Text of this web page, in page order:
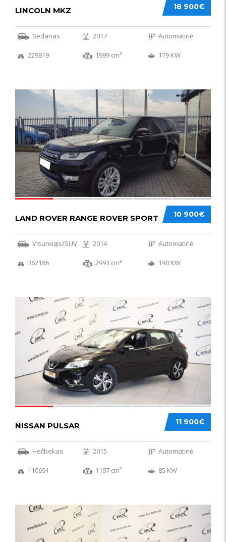
18 900€
LINCOLN MKZ
Sedanas 2017 Automatinė
229819 1999 cm³ 179 KW
10 900€
LAND ROVER RANGE ROVER SPORT
Visureigis/SUV 2014 Automatinė
362186 2993 cm³ 190 KW
11 900€
NISSAN PULSAR
Hečbekas 2015 Automatinė
110691 1197 cm³ 85 KW
49